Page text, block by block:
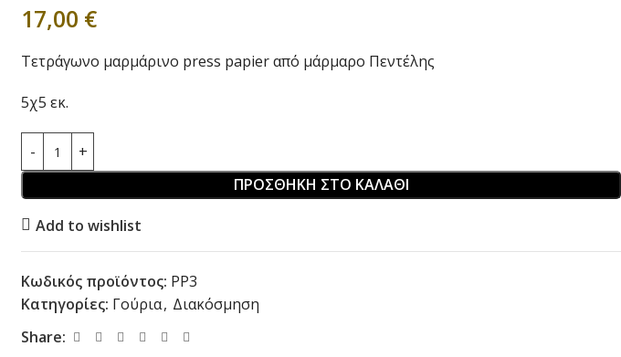
17,00 €
Τετράγωνο μαρμάρινο press papier από μάρμαρο Πεντέλης
5χ5 εκ.
ΠΡΟΣΘΉΚΗ ΣΤΟ ΚΑΛΆΘΙ
Add to wishlist
Κωδικός προϊόντος: PP3
Κατηγορίες: Γούρια, Διακόσμηση
Share: